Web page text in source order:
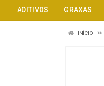
ADITIVOS GRAXAS
INÍCIO